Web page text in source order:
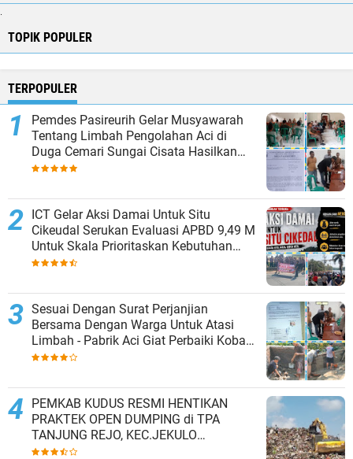
TOPIK POPULER
TERPOPULER
Pemdes Pasireurih Gelar Musyawarah
Tentang Limbah Pengolahan Aci di
Duga Cemari Sungai Cisata Hasilkan
Kesepakatan Tutup Sementara
ICT Gelar Aksi Damai Untuk Situ
Cikeudal Serukan Evaluasi APBD 9,49 M
Untuk Skala Prioritaskan Kebutuhan
Dasar Masyarakat Belum Saat nya
Sesuai Dengan Surat Perjanjian
Bersama Dengan Warga Untuk Atasi
Limbah - Pabrik Aci Giat Perbaiki Kobak
Penampungan Air
PEMKAB KUDUS RESMI HENTIKAN
PRAKTEK OPEN DUMPING di TPA
TANJUNG REJO, KEC.JEKULO
KAB.KUDUS,BERLAKUKAN SISTEM